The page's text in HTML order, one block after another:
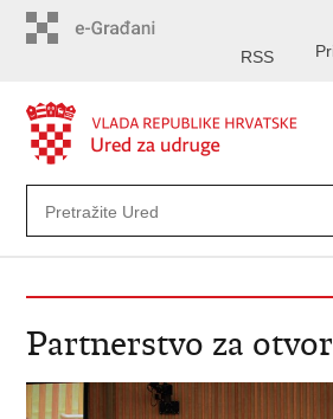
RSS
Partnerstvo za